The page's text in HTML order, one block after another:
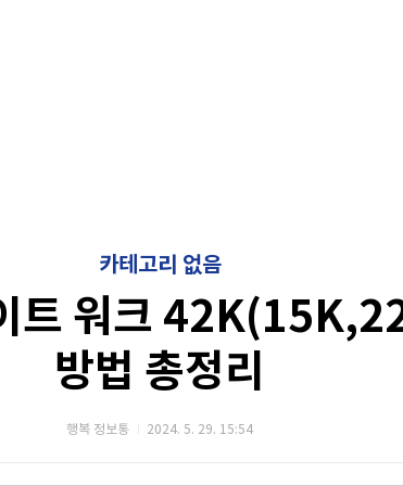
카테고리 없음
트 워크
방법 총정리
행복 정보통 2024. 5. 29. 15:54